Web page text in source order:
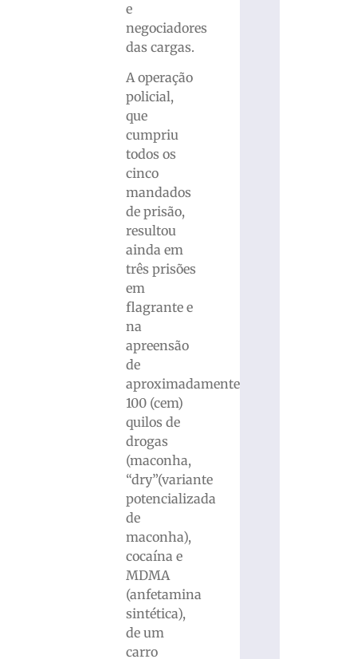
e
negociadores
das cargas.
A operação
policial,
que
cumpriu
todos os
cinco
mandados
de prisão,
resultou
ainda em
três prisões
em
flagrante e
na
apreensão
de
aproximadamente
100 (cem)
quilos de
drogas
(maconha,
“dry”(variante
potencializada
de
maconha),
cocaína e
MDMA
(anfetamina
sintética),
de um
carro